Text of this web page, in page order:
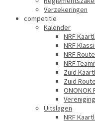
Verzekeringen
competitie
Kalender
NRF
NRF
NRF
NRF
Zuid
Zuid
ONONOK
Uitslagen
NRF